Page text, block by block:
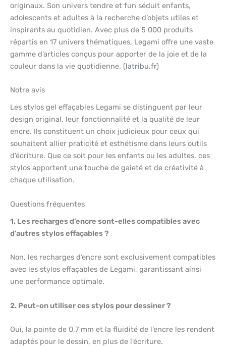
originaux. Son univers tendre et fun séduit enfants,
adolescents et adultes à la recherche d’objets utiles et
inspirants au quotidien. Avec plus de 5 000 produits
répartis en 17 univers thématiques, Legami offre une vaste
gamme d’articles conçus pour apporter de la joie et de la
couleur dans la vie quotidienne. (latribu.fr)
Notre avis
Les stylos gel effaçables Legami se distinguent par leur
design original, leur fonctionnalité et la qualité de leur
encre. Ils constituent un choix judicieux pour ceux qui
souhaitent allier praticité et esthétisme dans leurs outils
d’écriture. Que ce soit pour les enfants ou les adultes, ces
stylos apportent une touche de gaieté et de créativité à
chaque utilisation.
Questions fréquentes
1. Les recharges d’encre sont-elles compatibles avec
d’autres stylos effaçables ?
Non, les recharges d’encre sont exclusivement compatibles
avec les stylos effaçables de Legami, garantissant ainsi
une performance optimale.
2. Peut-on utiliser ces stylos pour dessiner ?
Oui, la pointe de 0,7 mm et la fluidité de l’encre les rendent
adaptés pour le dessin, en plus de l’écriture.